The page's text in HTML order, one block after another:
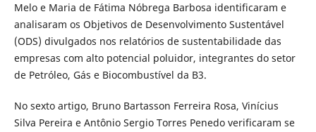
Melo e Maria de Fátima Nóbrega Barbosa identificaram e
analisaram os Objetivos de Desenvolvimento Sustentável
(ODS) divulgados nos relatórios de sustentabilidade das
empresas com alto potencial poluidor, integrantes do setor
de Petróleo, Gás e Biocombustível da B3.
No sexto artigo, Bruno Bartasson Ferreira Rosa, Vinícius
Silva Pereira e Antônio Sergio Torres Penedo verificaram se